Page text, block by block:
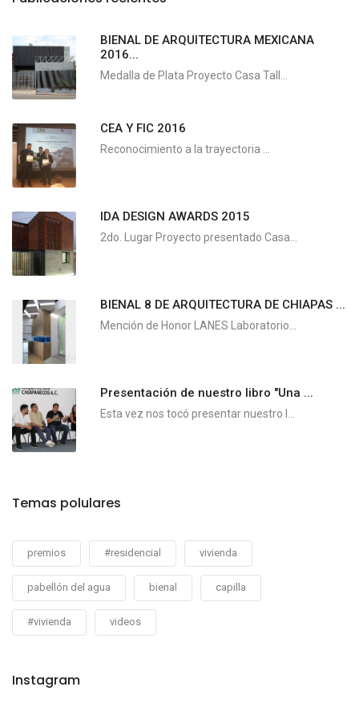
BIENAL DE ARQUITECTURA MEXICANA
2016...
Medalla de Plata Proyecto Casa Tall...
CEA Y FIC 2016
Reconocimiento a la trayectoria ...
IDA DESIGN AWARDS 2015
2do. Lugar Proyecto presentado Casa...
BIENAL 8 DE ARQUITECTURA DE CHIAPAS ...
Mención de Honor LANES Laboratorio...
Presentación de nuestro libro "Una ...
Esta vez nos tocó presentar nuestro l...
Temas polulares
premios #residencial vivienda
pabellón del agua bienal capilla
#vivienda videos
Instagram